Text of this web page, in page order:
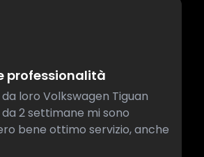
professionalità
loro Volkswagen Tiguan
da 2 settimane mi sono
bene ottimo servizio, anche